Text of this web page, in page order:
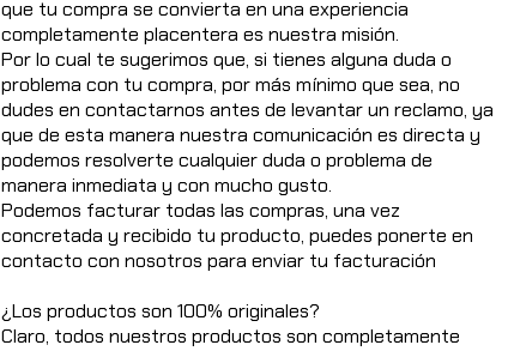
que tu compra se convierta en una experiencia
completamente placentera es nuestra misión.
Por lo cual te sugerimos que, si tienes alguna duda o
problema con tu compra, por más mínimo que sea, no
dudes en contactarnos antes de levantar un reclamo, ya
que de esta manera nuestra comunicación es directa y
podemos resolverte cualquier duda o problema de
manera inmediata y con mucho gusto.
Podemos facturar todas las compras, una vez
concretada y recibido tu producto, puedes ponerte en
contacto con nosotros para enviar tu facturación
¿Los productos son 100% originales?
Claro, todos nuestros productos son completamente